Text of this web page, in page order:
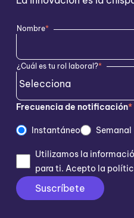
Nombre*
¿Cuál es tu rol laboral?*
Frecuencia de notificación*
Instantáneo Semanal
Utilizamos la
para ti. Acepto la